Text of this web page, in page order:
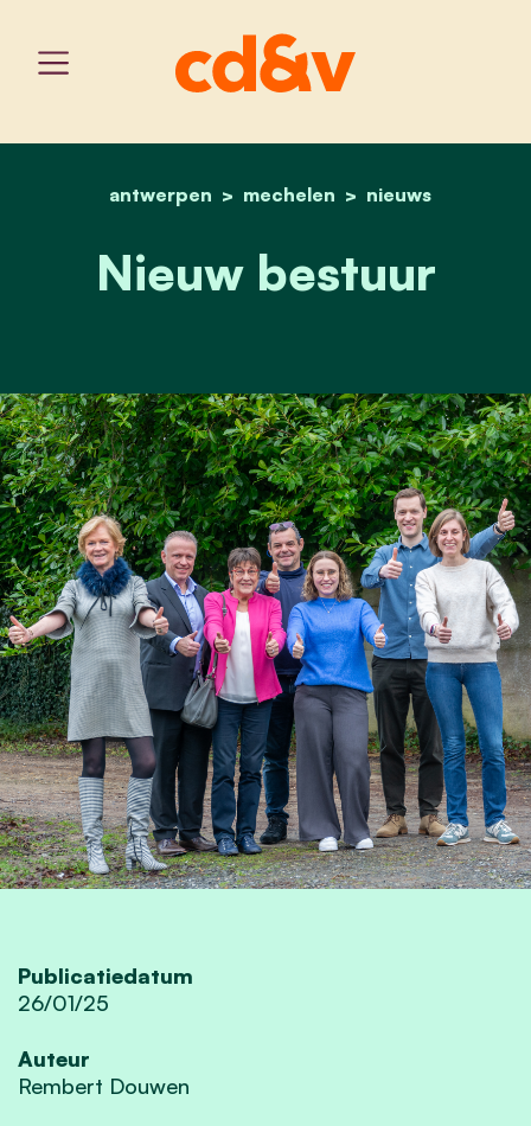
home
antwerpen mechelen nieuws
nieuw bestuur
Nieuw bestuur
Publicatiedatum
26/01/25
Auteur
Rembert Douwen